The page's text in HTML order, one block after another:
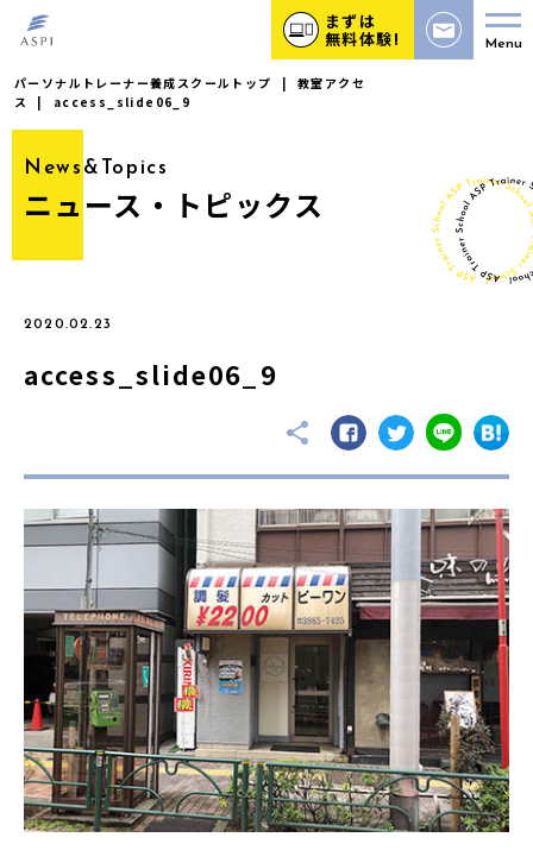
まずは
無料体験! Menu
パーソナルトレーナー養成スクールトップ |
教室アクセ
ス
| access_slide06_9
News&Topics
ニュース・トピックス
2020.02.23
access_slide06_9